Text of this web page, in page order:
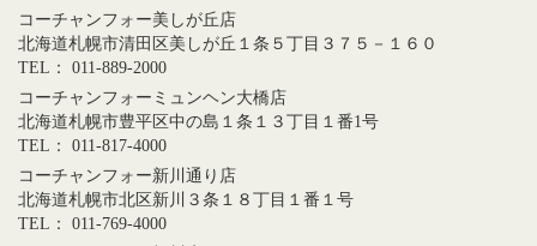
コーチャンフォー美しが丘店
北海道札幌市清田区美しが丘１条５丁目３７５－１６０
TEL： 011-889-2000
コーチャンフォーミュンヘン大橋店
北海道札幌市豊平区中の島１条１３丁目１番1号
TEL： 011-817-4000
コーチャンフォー新川通り店
北海道札幌市北区新川３条１８丁目１番１号
TEL： 011-769-4000